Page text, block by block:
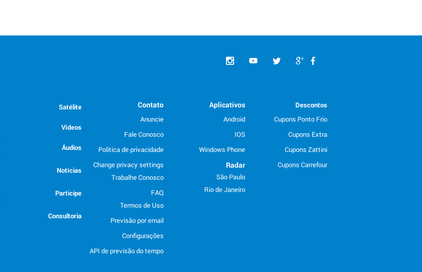
Descontos
Cupons Ponto Frio
Cupons Extra
Cupons Zattini
Cupons Carrefour
Aplicativos
Android
IOS
Windows Phone
Radar
São Paulo
Rio de Janeiro
Contato
Anuncie
Fale Conosco
Politica de privacidade
Change privacy settings
Trabalhe Conosco
FAQ
Termos de Uso
Previsão por email
Configurações
API de previsão do tempo
Satélite
Vídeos
Áudios
Notícias
Participe
Consultoria